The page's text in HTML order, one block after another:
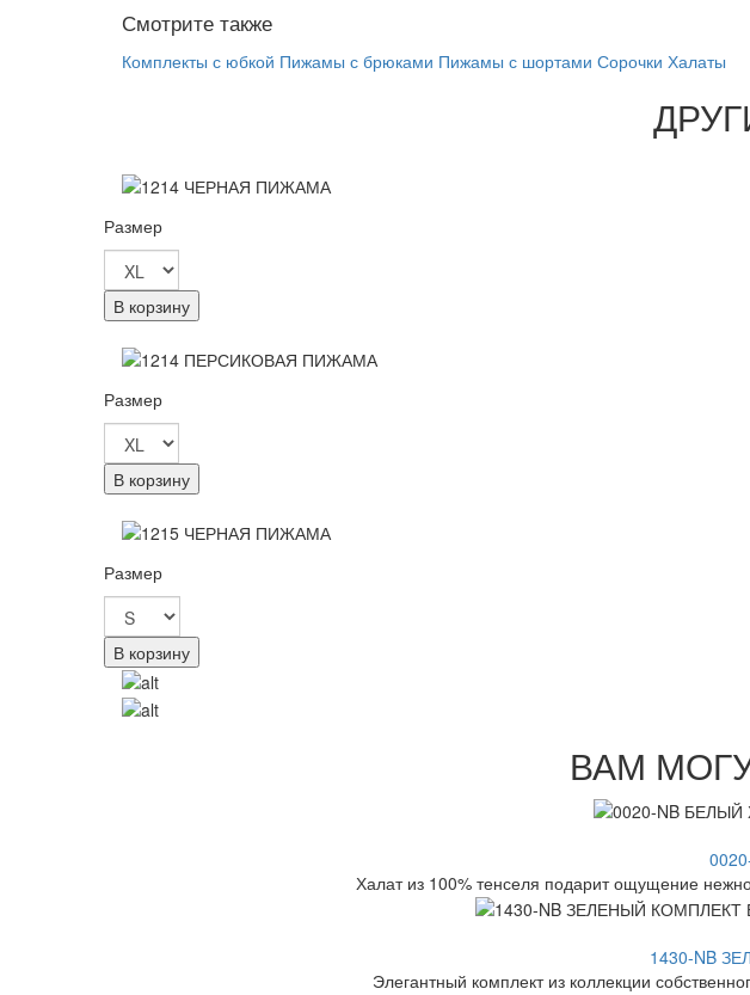
Смотрите также
Комплекты с юбкой Пижамы с брюками Пижамы с шортами Сорочки Халаты
Размер
В корзину
Размер
В корзину
Размер
В корзину
ВАМ
Халат из 100% тенселя подарит ощущение
1430-NB
Элегантный комплект из коллекции